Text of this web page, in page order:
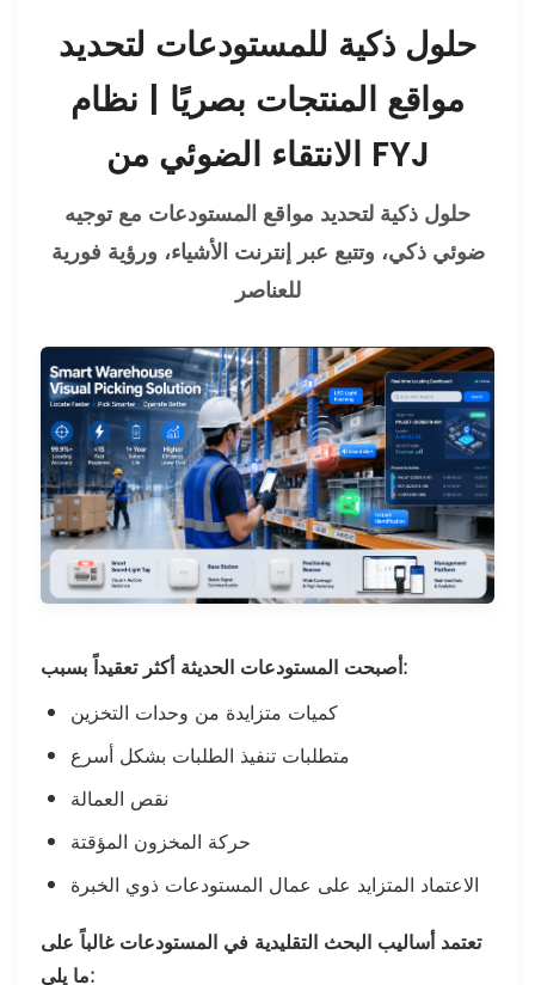
حلول ذكية للمستودعات لتحديد
مواقع المنتجات بصريًا | نظام
الانتقاء الضوئي من FYJ
حلول ذكية لتحديد مواقع المستودعات مع توجيه
ضوئي ذكي، وتتبع عبر إنترنت الأشياء، ورؤية فورية
للعناصر
أصبحت المستودعات الحديثة أكثر تعقيداً بسبب:
كميات متزايدة من وحدات التخزين
متطلبات تنفيذ الطلبات بشكل أسرع
نقص العمالة
حركة المخزون المؤقتة
الاعتماد المتزايد على عمال المستودعات ذوي الخبرة
تعتمد أساليب البحث التقليدية في المستودعات غالباً على
ما يلي: